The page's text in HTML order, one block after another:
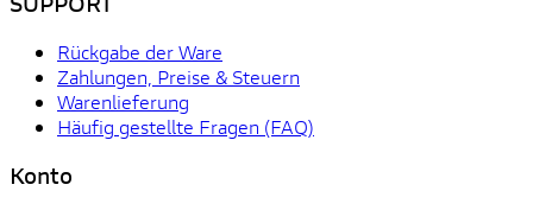
Rückgabe der Ware
Zahlungen, Preise & Steuern
Warenlieferung
Häufig gestellte Fragen (FAQ)
Konto